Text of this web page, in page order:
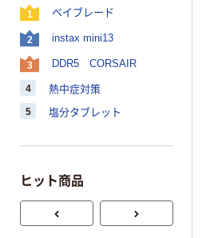
1 ベイブレード
2 instax mini13
3 DDR5 CORSAIR
4 熱中症対策
5 塩分タブレット
ヒット商品